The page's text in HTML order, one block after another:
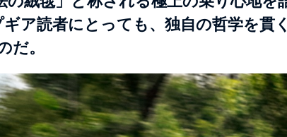
ア読者にとっても、独自の哲学を貫
だ。